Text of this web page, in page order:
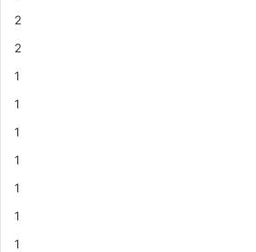
2
2
1
1
1
1
1
1
1